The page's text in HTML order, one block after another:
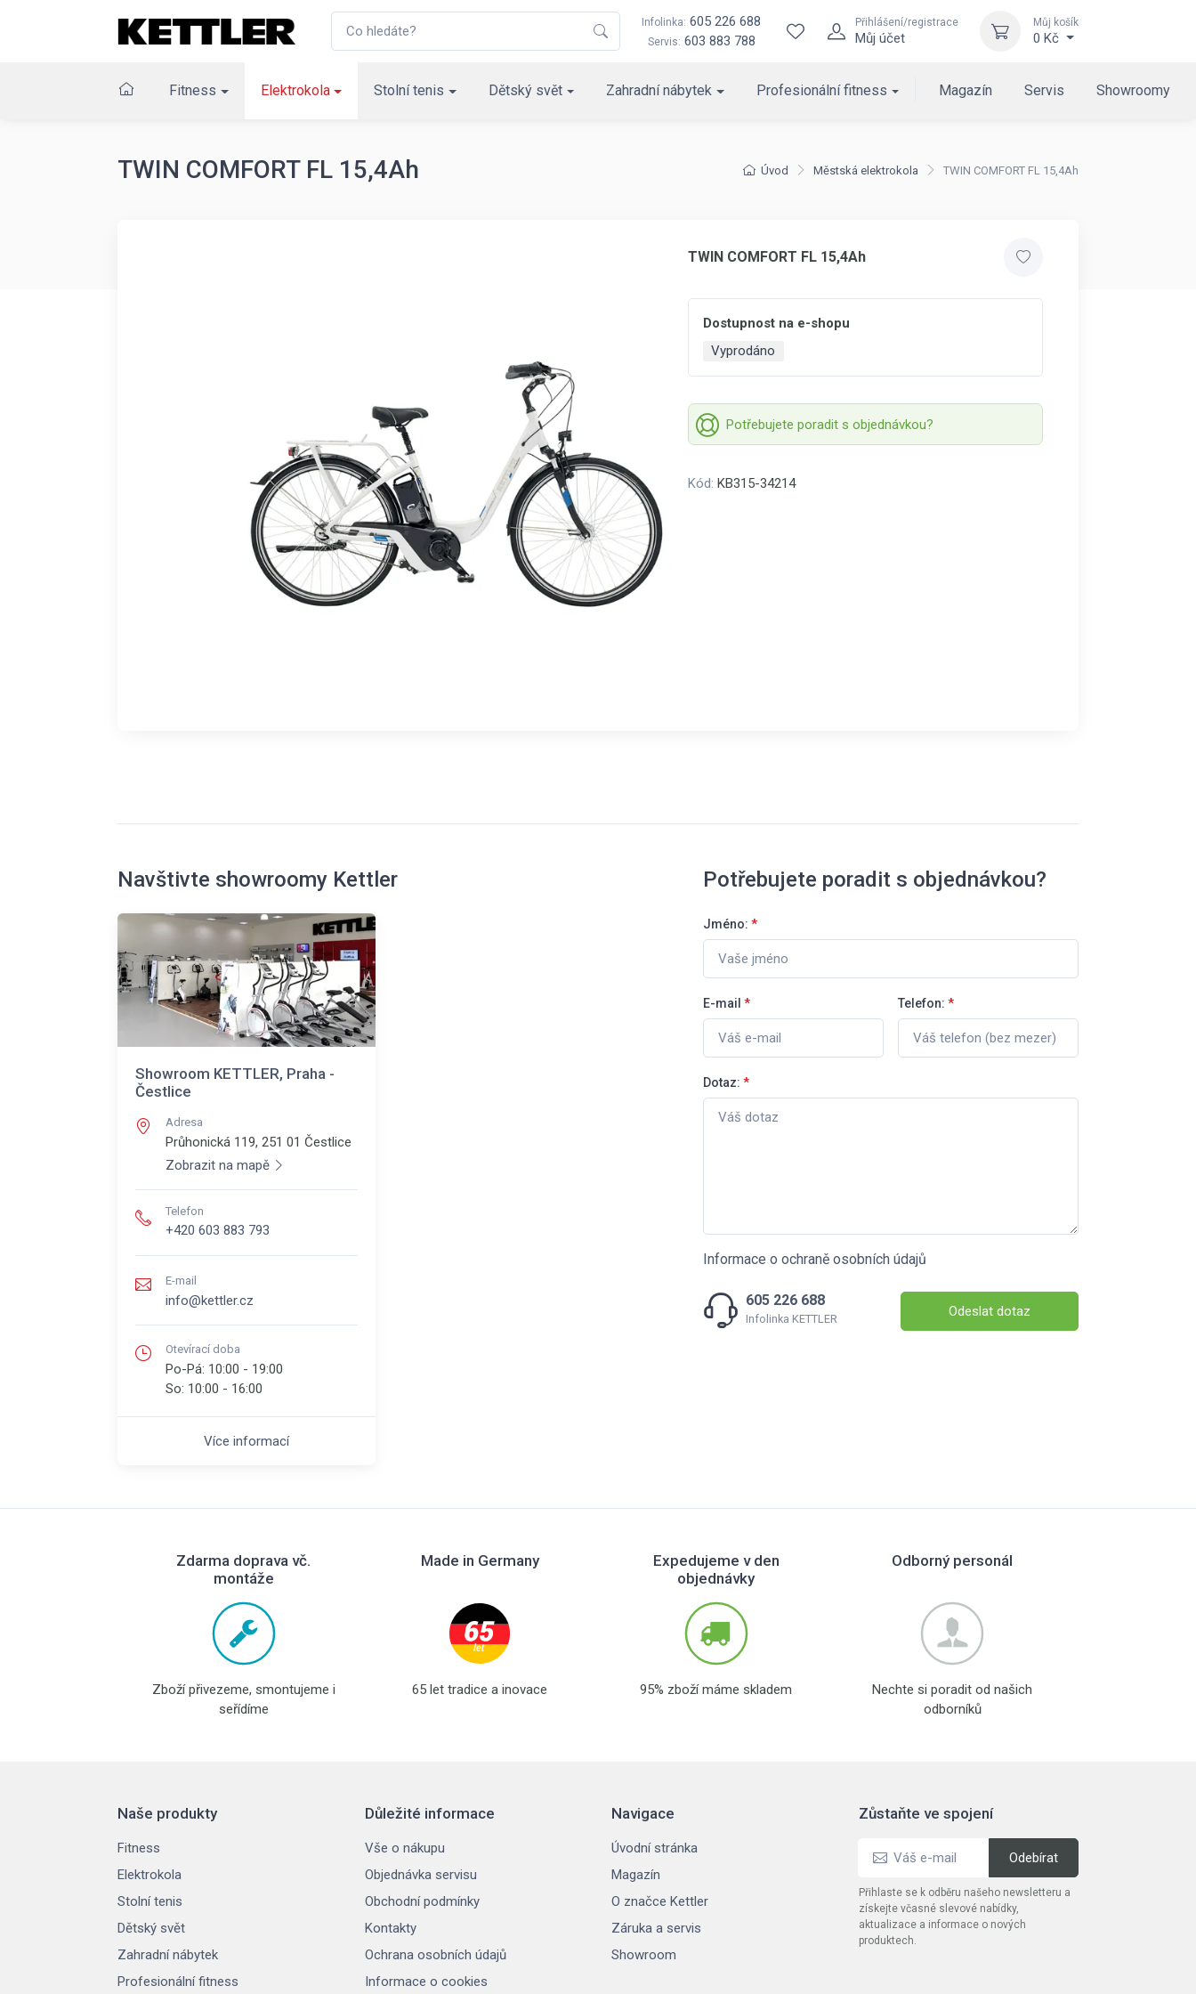
Infolinka: 605 226 688
Servis: 603 883 788
Přihlášení/registrace
Můj účet
Můj košík
0 Kč
Fitness Elektrokola Stolní tenis Dětský svět Zahradní nábytek Profesionální fitness Magazín Servis Showroomy
Úvod Městská elektrokola TWIN COMFORT FL 15,4Ah
TWIN COMFORT FL 15,4Ah
TWIN COMFORT FL 15,4Ah
Dostupnost na e-shopu
Vyprodáno
Potřebujete poradit s objednávkou?
Kód: KB315-34214
Navštivte showroomy Kettler
Showroom KETTLER, Praha -
Čestlice
Adresa
Průhonická 119, 251 01 Čestlice
Zobrazit na mapě
Telefon
+420 603 883 793
E-mail
info@kettler.cz
Otevírací doba
Po-Pá: 10:00 - 19:00
So: 10:00 - 16:00
Více informací
Potřebujete poradit s objednávkou?
Jméno: *
E-mail * Telefon: *
Dotaz: *
Informace o ochraně osobních údajů
605 226 688
Infolinka KETTLER Odeslat dotaz
Zdarma doprava vč.
montáže
Zboží přivezeme, smontujeme i
seřídíme
Made in Germany
65 let tradice a inovace
Expedujeme v den
objednávky
95% zboží máme skladem
Odborný personál
Nechte si poradit od našich
odborníků
Naše produkty
Fitness
Elektrokola
Stolní tenis
Dětský svět
Zahradní nábytek
Profesionální fitness
Důležité informace
Vše o nákupu
Objednávka servisu
Obchodní podmínky
Kontakty
Ochrana osobních údajů
Informace o cookies
Navigace
Úvodní stránka
Magazín
O značce Kettler
Záruka a servis
Showroom
Zůstaňte ve spojení
Přihlaste se k odběru našeho newsletteru a
získejte včasné slevové nabídky,
aktualizace a informace o nových
produktech.